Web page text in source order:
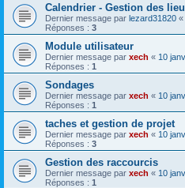
Calendrier - Gestion des
Dernier message par lezard31820 «
Réponses : 3
Module utilisateur
Dernier message par xech « 10
Réponses : 1
Sondages
Dernier message par xech « 10
Réponses : 1
taches et gestion de projet
Dernier message par xech « 10
Réponses : 3
Gestion des raccourcis
Dernier message par xech « 10
Réponses : 1